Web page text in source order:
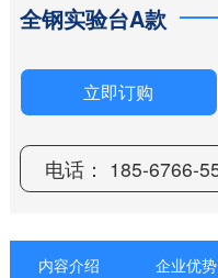
全钢实验台A款
立即订购
电话： 185-6766-5511
内容介绍 企业优势